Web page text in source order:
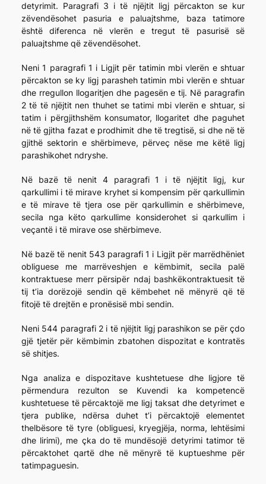
detyrimit. Paragrafi 3 i të njëjtit ligj përcakton se kur
zëvendësohet pasuria e paluajtshme, baza tatimore
është diferenca në vlerën e tregut të pasurisë së
paluajtshme që zëvendësohet.
Neni 1 paragrafi 1 i Ligjit për tatimin mbi vlerën e shtuar
përcakton se ky ligj parasheh tatimin mbi vlerën e shtuar
dhe rregullon llogaritjen dhe pagesën e tij. Në paragrafin
2 të të njëjtit nen thuhet se tatimi mbi vlerën e shtuar, si
tatim i përgjithshëm konsumator, llogaritet dhe paguhet
në të gjitha fazat e prodhimit dhe të tregtisë, si dhe në të
gjithë sektorin e shërbimeve, përveç nëse me këtë ligj
parashikohet ndryshe.
Në bazë të nenit 4 paragrafi 1 i të njëjtit ligj, kur
qarkullimi i të mirave kryhet si kompensim për qarkullimin
e të mirave të tjera ose për qarkullimin e shërbimeve,
secila nga këto qarkullime konsiderohet si qarkullim i
veçantë i të mirave ose shërbimeve.
Në bazë të nenit 543 paragrafi 1 i Ligjit për marrëdhëniet
obliguese me marrëveshjen e këmbimit, secila palë
kontraktuese merr përsipër ndaj bashkëkontraktuesit të
tij t’ia dorëzojë sendin që këmbehet në mënyrë që të
fitojë të drejtën e pronësisë mbi sendin.
Neni 544 paragrafi 2 i të njëjtit ligj parashikon se për çdo
gjë tjetër për këmbimin zbatohen dispozitat e kontratës
së shitjes.
Nga analiza e dispozitave kushtetuese dhe ligjore të
përmendura rezulton se Kuvendi ka kompetencë
kushtetuese të përcaktojë me ligj taksat dhe detyrimet e
tjera publike, ndërsa duhet t’i përcaktojë elementet
thelbësore të tyre (obliguesi, kryegjëja, norma, lehtësimi
dhe lirimi), me çka do të mundësojë detyrimi tatimor të
përcaktohet qartë dhe në mënyrë të kuptueshme për
tatimpaguesin.